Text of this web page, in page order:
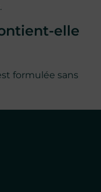
elle
formulée sans